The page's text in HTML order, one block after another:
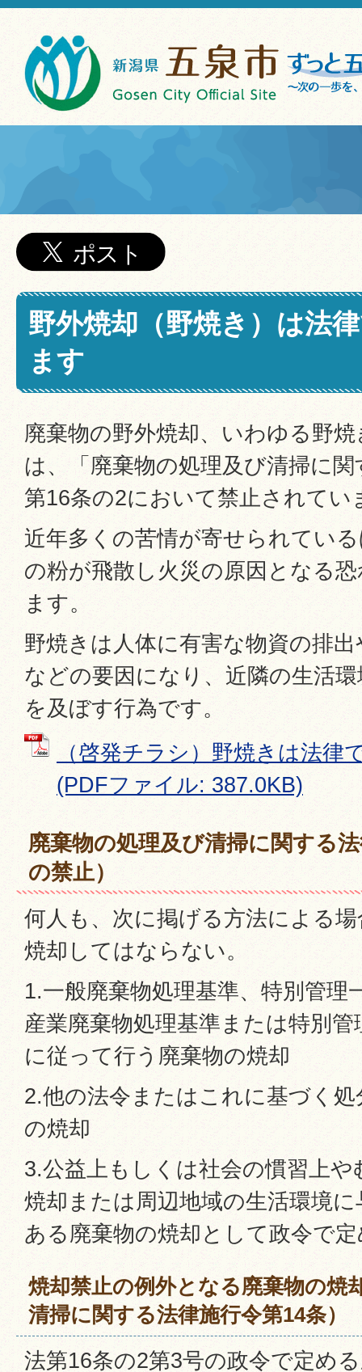
野外焼却（野焼き）は法
ます
廃棄物の野外焼却、いわゆる野
は、「廃棄物の処理及び清掃に
第16条の2において禁止されてい
近年多くの苦情が寄せられてい
の粉が飛散し火災の原因となる
ます。
野焼きは人体に有害な物資の排
などの要因になり、近隣の生活
を及ぼす行為です。
（啓発チラシ）野焼きは法律
(PDFファイル: 387.0KB)
廃棄物の処理及び清掃に関する
の禁止）
何人も、次に掲げる方法による
焼却してはならない。
1.一般廃棄物処理基準、特別管理
産業廃棄物処理基準または特別
に従って行う廃棄物の焼却
2.他の法令またはこれに基づく
の焼却
3.公益上もしくは社会の慣習上
焼却または周辺地域の生活環境
ある廃棄物の焼却として政令で
焼却禁止の例外となる廃棄物の焼
清掃に関する法律施行令第14条）
法第16条の2第3号の政令で定め